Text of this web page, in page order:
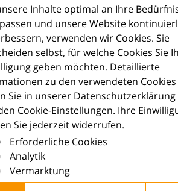
Inhalte optimal an Ihre
und unsere Website
verwenden wir Cookies. Sie
selbst, für welche Cookies Sie
geben möchten. Detaillierte
zu den verwendeten Cookies
Sie in unserer Datenschutzerklärung
Cookie-Einstellungen. Ihre
Sie jederzeit widerrufen.
Erforderliche Cookies
Analytik
Vermarktung
mit dem European Dermatology
Excellence
Ihr digitaler Kompass für die
Wissen, Bildern und praktischen
Alltag.